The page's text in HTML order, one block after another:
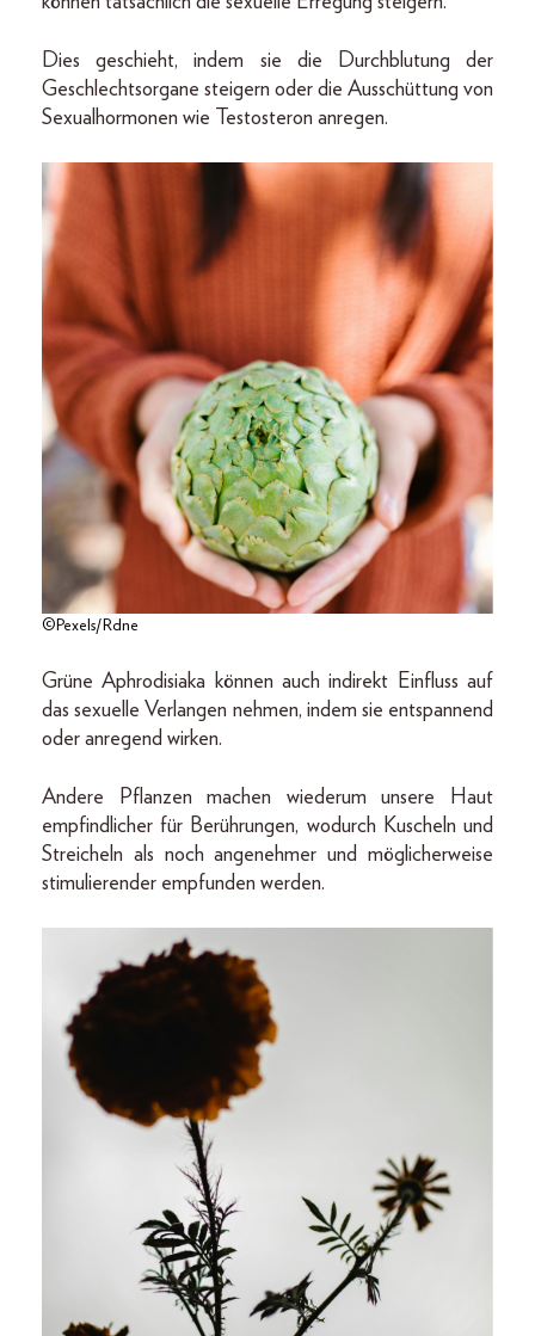
Dies geschieht, indem sie die Durchblutung der
Geschlechtsorgane steigern oder die Ausschüttung von
Sexualhormonen wie Testosteron anregen.
©Pexels/Rdne
Grüne Aphrodisiaka können auch indirekt Einfluss auf
das sexuelle Verlangen nehmen, indem sie entspannend
oder anregend wirken.
Andere Pflanzen machen wiederum unsere Haut
empfindlicher für Berührungen, wodurch Kuscheln und
Streicheln als noch angenehmer und möglicherweise
stimulierender empfunden werden.